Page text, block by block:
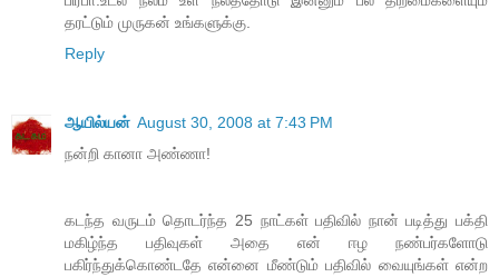
தரட்டும் முருகன் உங்களுக்கு.
Reply
ஆயில்யன் August 30, 2008 at 7:43 PM
நன்றி கானா அண்ணா!
கடந்த வருடம் தொடர்ந்த 25 நாட்கள் பதிவில் நான் படித்து பக்தி
மகிழ்ந்த பதிவுகள் அதை என் ஈழ நண்பர்களோடு
பகிர்ந்துக்கொண்டதே என்னை மீண்டும் பதிவில் வையுங்கள் என்ற